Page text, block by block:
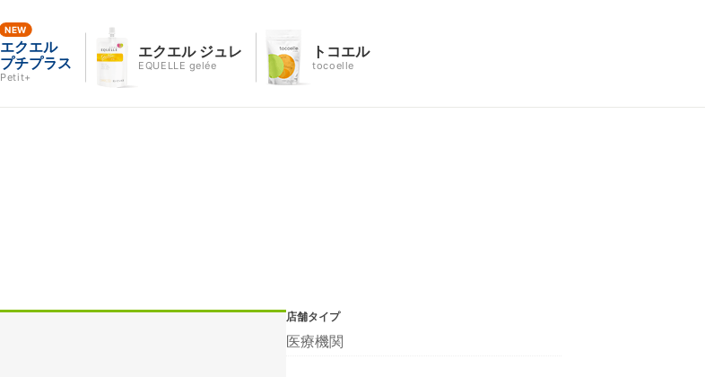
エクエル
プチプラス
Petit+
エクエル ジュレ
EQUELLE gelée
トコエル
tocoelle
店舗タイプ
医療機関